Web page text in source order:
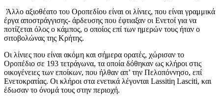
Άλλο αξιοθέατο του Οροπεδίου είναι οι λίνιες, που είναι γραμμικά
έργα αποστράγγισης- άρδευσης που έφτιαξαν οι Ενετοί για να
ποτίζεται όλος ο κάμπος, ο οποίος επί των ημερών τους ήταν ο
σιτοβολώνας της Κρήτης.
Οι λίνιες που είναι ακόμη και σήμερα ορατές, χώρισαν το
Οροπέδιο σε 193 τετράγωνα, τα οποία δόθηκαν ως κλήροι στις
οικογένειες των εποίκων, που ήλθαν απ’ την Πελοπόννησο, επί
Ενετοκρατίας. Οι κλήροι στα ενετικά λέγονται Lassitiη Lasciti, και
έδωσαν το όνομά τους στην περιοχή.